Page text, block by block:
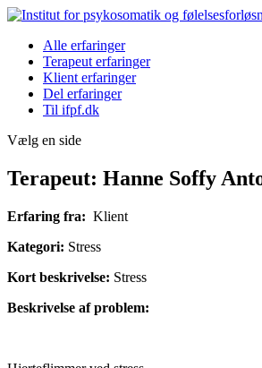
Alle erfaringer
Terapeut erfaringer
Klient erfaringer
Del erfaringer
Til ifpf.dk
Vælg en side
Terapeut: Hanne Soffy
Erfaring fra: Klient
Kategori: Stress
Kort beskrivelse: Stress
Beskrivelse af problem: